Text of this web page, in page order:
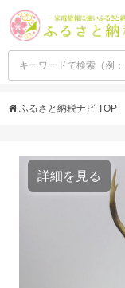
ふるさと納税ナビ TOP
詳細を見る